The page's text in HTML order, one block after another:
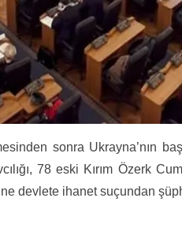
sonra Ukrayna’nın
78 eski Kırım Özerk
devlete ihanet suçundan